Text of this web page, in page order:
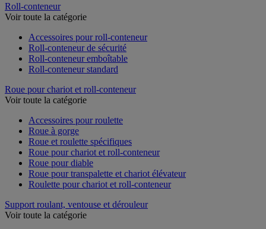
Roll-conteneur
Voir toute la catégorie
Accessoires pour roll-conteneur
Roll-conteneur de sécurité
Roll-conteneur emboîtable
Roll-conteneur standard
Roue pour chariot et roll-conteneur
Voir toute la catégorie
Accessoires pour roulette
Roue à gorge
Roue et roulette spécifiques
Roue pour chariot et roll-conteneur
Roue pour diable
Roue pour transpalette et chariot élévateur
Roulette pour chariot et roll-conteneur
Support roulant, ventouse et dérouleur
Voir toute la catégorie